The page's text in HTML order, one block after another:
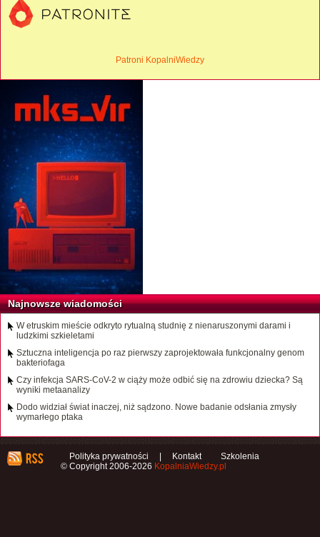
Patroni KopalniWiedzy
Najnowsze wiadomości
W etruskim mieście odkryto rytualną studnię z nienaruszonymi darami i
ludzkimi szkieletami
Sztuczna inteligencja po raz pierwszy zaprojektowała funkcjonalny genom
bakteriofaga
Czy infekcja SARS-CoV-2 w ciąży może odbić się na zdrowiu dziecka? Są
wyniki metaanalizy
Dodo widział świat inaczej, niż sądzono. Nowe badanie odsłania zmysły
wymarłego ptaka
Polityka prywatności Kontakt
Szkolenia
© Copyright 2006-2026 KopalniaWiedzy.pl